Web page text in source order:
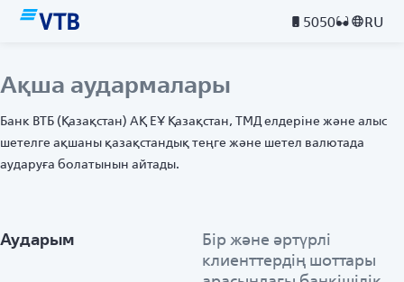
5050 RU
Ақша аудармалары
Банк ВТБ (Қазақстан) АҚ ЕҰ Қазақстан, ТМД елдеріне және алыс
шетелге ақшаны қазақстандық теңге және шетел валютада
аударуға болатынын айтады.
Аударым
Бір және әртүрлі
клиенттердің шоттары